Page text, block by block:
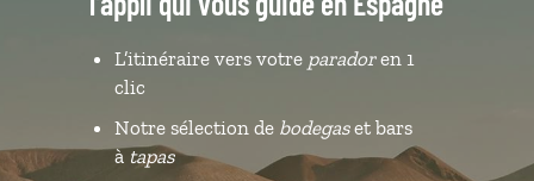
L’itinéraire vers votre paradoren 1
clic
Notre sélection de bodegaset bars
àtapas